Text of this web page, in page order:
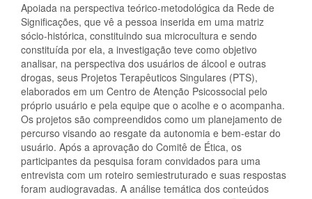
Apoiada na perspectiva teórico-metodológica da Rede de
Significações, que vê a pessoa inserida em uma matriz
sócio-histórica, constituindo sua microcultura e sendo
constituída por ela, a investigação teve como objetivo
analisar, na perspectiva dos usuários de álcool e outras
drogas, seus Projetos Terapêuticos Singulares (PTS),
elaborados em um Centro de Atenção Psicossocial pelo
próprio usuário e pela equipe que o acolhe e o acompanha.
Os projetos são compreendidos como um planejamento de
percurso visando ao resgate da autonomia e bem-estar do
usuário. Após a aprovação do Comitê de Ética, os
participantes da pesquisa foram convidados para uma
entrevista com um roteiro semiestruturado e suas respostas
foram audiogravadas. A análise temática dos conteúdos